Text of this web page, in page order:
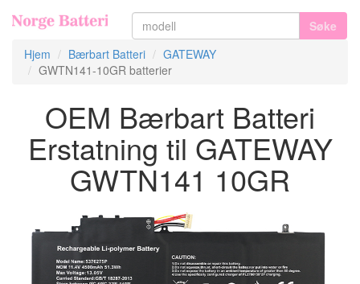
Søke
Hjem
Bærbart Batteri
GATEWAY
GWTN141-10GR batterier
OEM Bærbart Batteri
Erstatning til GATEWAY
GWTN141 10GR